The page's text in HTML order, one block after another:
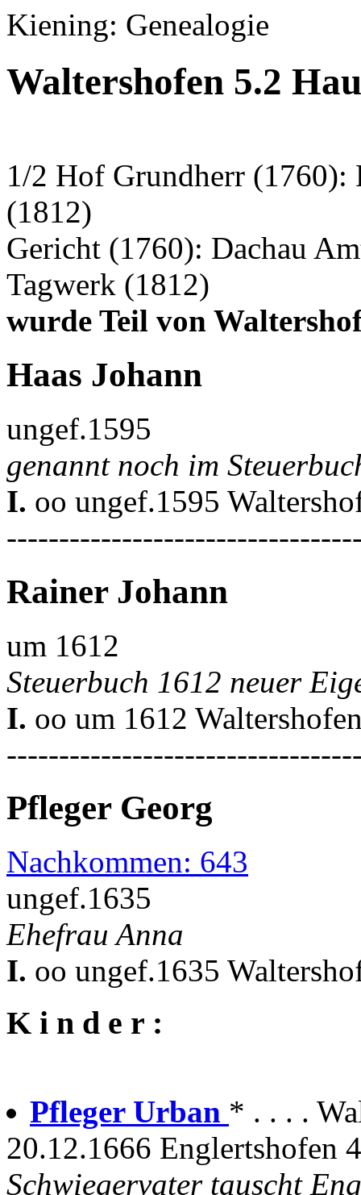
Kiening: Genealogie
Waltershofen 5.2
1/2 Hof Grundherr (1760):
(1812)
Gericht (1760): Dachau
Tagwerk (1812)
wurde Teil von
Haas Johann
ungef.1595
genannt noch im
I. oo ungef.1595
Rainer Johann
um 1612
Steuerbuch 1612 neuer
I. oo um 1612
Pfleger Georg
Nachkommen: 643
ungef.1635
Ehefrau Anna
I. oo ungef.1635
K i n d e r :
Pfleger Urban * . . . .
20.12.1666 Englertshofen
Schwiegervater tauscht